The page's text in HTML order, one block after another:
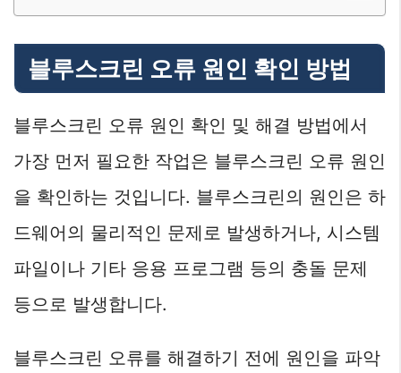
블루스크린 오류 원인 확인 방법
블루스크린 오류 원인 확인 및 해결 방법에서
가장 먼저 필요한 작업은 블루스크린 오류 원인
을 확인하는 것입니다. 블루스크린의 원인은 하
드웨어의 물리적인 문제로 발생하거나, 시스템
파일이나 기타 응용 프로그램 등의 충돌 문제
등으로 발생합니다.
블루스크린 오류를 해결하기 전에 원인을 파악